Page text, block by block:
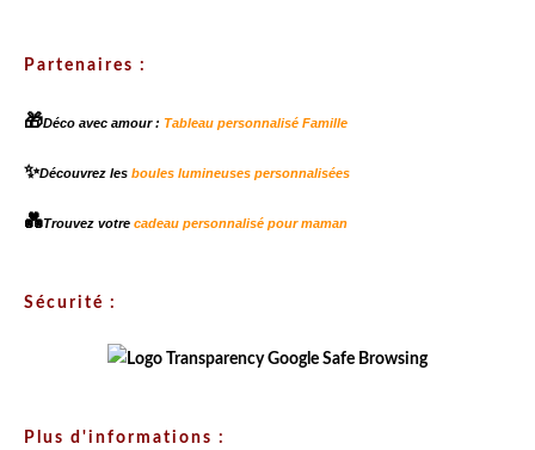
Partenaires :
🎁Déco avec amour : Tableau personnalisé Famille
✨Découvrez les boules lumineuses personnalisées
💑Trouvez votre cadeau personnalisé pour maman
Sécurité :
Plus d'informations :